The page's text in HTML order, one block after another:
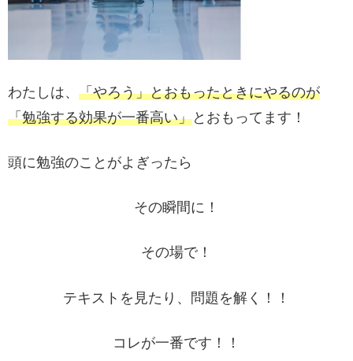
わたしは、 「やろう」とおもったときにやるのが
「勉強する効果が一番高い」とおもってます！
頭に勉強のことがよぎったら
その瞬間に！
その場で！
テキストを見たり、問題を解く！！
コレが一番です！！